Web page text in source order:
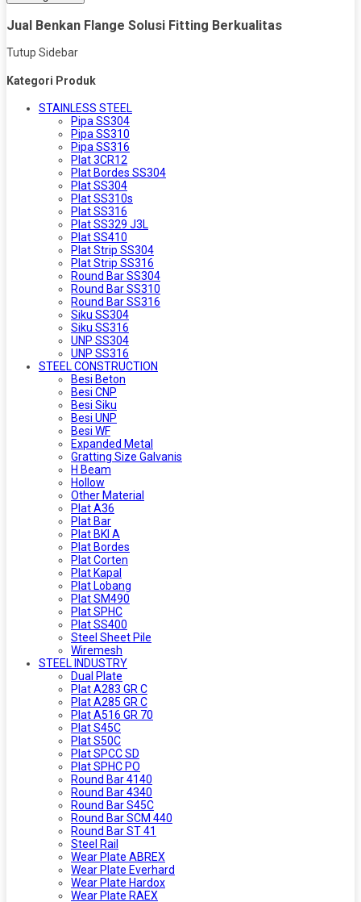
Jual Benkan Flange Solusi Fitting Berkualitas
Tutup Sidebar
Kategori Produk
STAINLESS STEEL
Pipa SS304
Pipa SS310
Pipa SS316
Plat 3CR12
Plat Bordes SS304
Plat SS304
Plat SS310s
Plat SS316
Plat SS329 J3L
Plat SS410
Plat Strip SS304
Plat Strip SS316
Round Bar SS304
Round Bar SS310
Round Bar SS316
Siku SS304
Siku SS316
UNP SS304
UNP SS316
STEEL CONSTRUCTION
Besi Beton
Besi CNP
Besi Siku
Besi UNP
Besi WF
Expanded Metal
Gratting Size Galvanis
H Beam
Hollow
Other Material
Plat A36
Plat Bar
Plat BKI A
Plat Bordes
Plat Corten
Plat Kapal
Plat Lobang
Plat SM490
Plat SPHC
Plat SS400
Steel Sheet Pile
Wiremesh
STEEL INDUSTRY
Dual Plate
Plat A283 GR C
Plat A285 GR C
Plat A516 GR 70
Plat S45C
Plat S50C
Plat SPCC SD
Plat SPHC PO
Round Bar 4140
Round Bar 4340
Round Bar S45C
Round Bar SCM 440
Round Bar ST 41
Steel Rail
Wear Plate ABREX
Wear Plate Everhard
Wear Plate Hardox
Wear Plate RAEX